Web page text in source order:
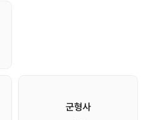
군형사